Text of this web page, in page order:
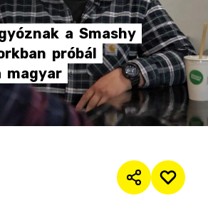
a Smashy
próbál
magyar